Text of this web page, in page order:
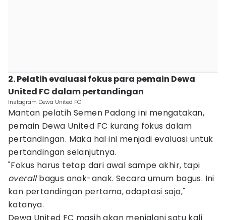
2. Pelatih evaluasi fokus para pemain Dewa
United FC dalam pertandingan
Instagram Dewa United FC
Mantan pelatih Semen Padang ini mengatakan,
pemain Dewa United FC kurang fokus dalam
pertandingan. Maka hal ini menjadi evaluasi untuk
pertandingan selanjutnya.
"Fokus harus tetap dari awal sampe akhir, tapi
overallbagus anak-anak. Secara umum bagus. Ini
kan pertandingan pertama, adaptasi saja,"
katanya.